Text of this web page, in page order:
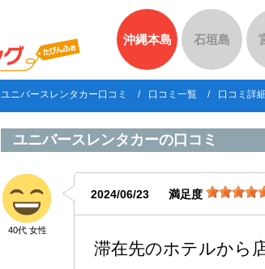
沖縄本島 石垣島
ユニバースレンタカー口コミ 口コミ一覧 口コミ詳細
ユニバースレンタカーの口コミ
40代 女性
2024/06/23 満足度
滞在先のホテルから